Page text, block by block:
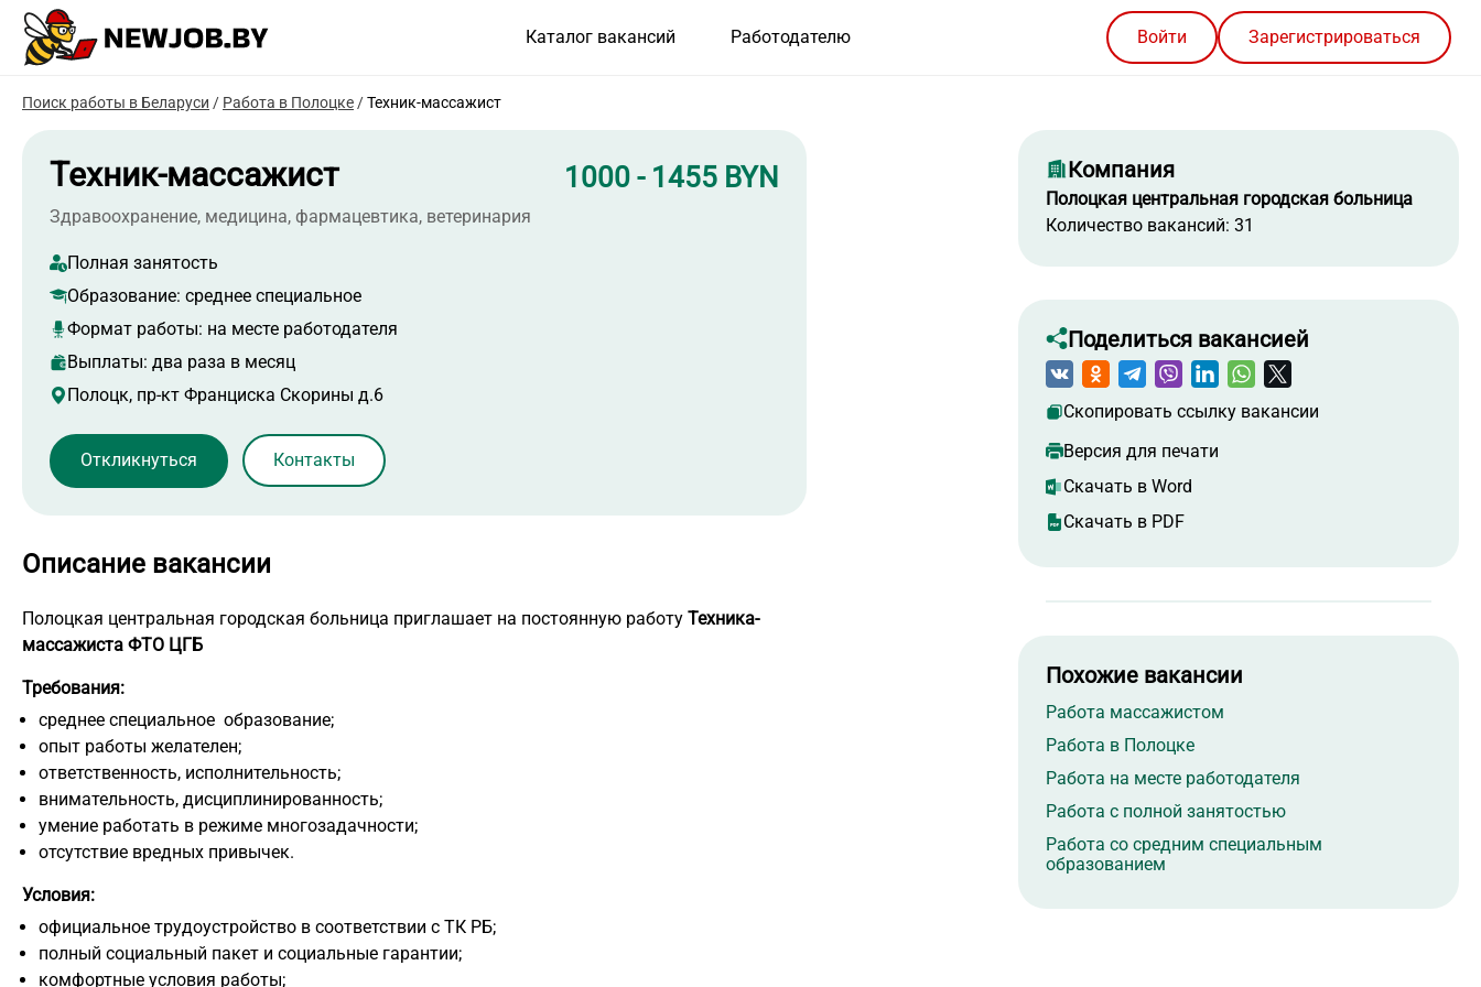
Каталог вакансий Работодателю Войти Зарегистрироваться
Поиск работы в Беларуси / Работа в Полоцке/Техник-массажист
Техник-массажист 1000 - 1455 BYN
Здравоохранение, медицина, фармацевтика, ветеринария
Полная занятость
Образование: среднее специальное
Формат работы: на месте работодателя
Выплаты: два раза в месяц
Полоцк, пр-кт Франциска Скорины д.6
Контакты
Описание вакансии
Полоцкая центральная городская больница приглашает на постоянную работу Техника-
массажиста ФТО ЦГБ
Требования:
среднее специальное образование;
опыт работы желателен;
ответственность, исполнительность;
внимательность, дисциплинированность;
умение работать в режиме многозадачности;
отсутствие вредных привычек.
Условия:
официальное трудоустройство в соответствии с ТК РБ;
полный социальный пакет и социальные гарантии;
комфортные условия работы;
Компания
Полоцкая центральная городская больница
Количество вакансий: 31
Поделиться вакансией
Скопировать ссылку вакансии
Версия для печати
Скачать в Word
Скачать в PDF
Похожие вакансии
Работа массажистом
Работа в Полоцке
Работа на месте работодателя
Работа с полной занятостью
Работа со средним специальным
образованием